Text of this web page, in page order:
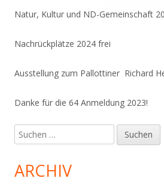
Natur, Kultur und ND-Gemeinschaft
Nachrückplätze 2024 frei
Ausstellung zum Pallottiner Richard
Danke für die 64 Anmeldung 2023!
Suchen
nach:
ARCHIV